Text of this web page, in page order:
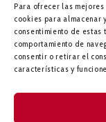
Para ofrecer las
cookies para
consentimiento de
comportamiento de
consentir o retirar el
características y